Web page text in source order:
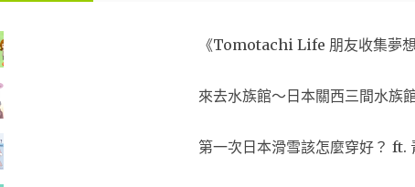
《Tomotachi Life 朋友收集夢
來去水族館～日本關西三間水族
第一次日本滑雪該怎麼穿好？ ft.